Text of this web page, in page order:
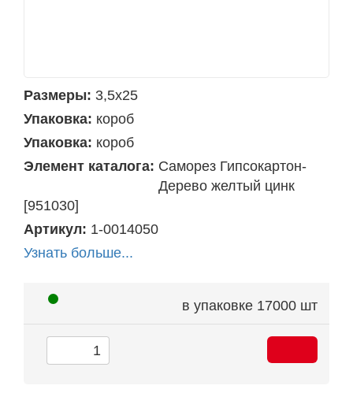
Размеры: 3,5х25
Упаковка: короб
Упаковка: короб
Элемент каталога: Саморез Гипсокартон-
Дерево желтый цинк
[951030]
Артикул: 1-0014050
Узнать больше...
в упаковке 17000 шт